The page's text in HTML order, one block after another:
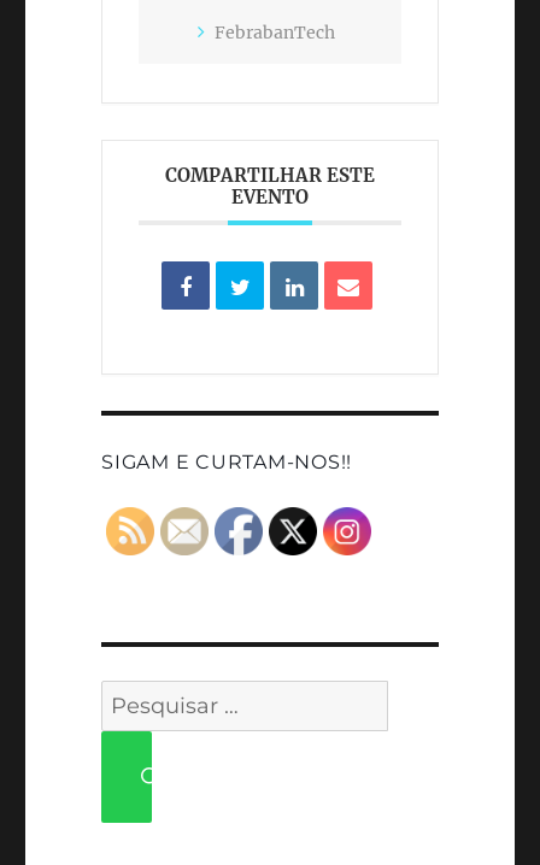
FebrabanTech
COMPARTILHAR ESTE
EVENTO
SIGAM E CURTAM-NOS!!
Pesquisar
por: